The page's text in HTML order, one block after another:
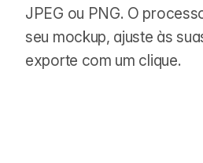
JPEG ou PNG. O
seu mockup, ajuste às
exporte com um clique.